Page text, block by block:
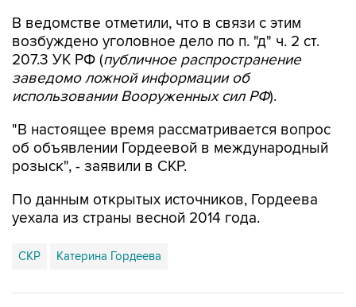
В ведомстве отметили, что в связи с этим
возбуждено уголовное дело по п. "д" ч. 2 ст.
207.3 УК РФ (публичное распространение
заведомо ложной информации об
использовании Вооруженных сил РФ).
"В настоящее время рассматривается вопрос
об объявлении Гордеевой в международный
розыск", - заявили в СКР.
По данным открытых источников, Гордеева
уехала из страны весной 2014 года.
СКР Катерина Гордеева